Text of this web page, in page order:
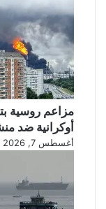
مزاعم روسية
أوكرانية ضد
أغسطس 7, 2026